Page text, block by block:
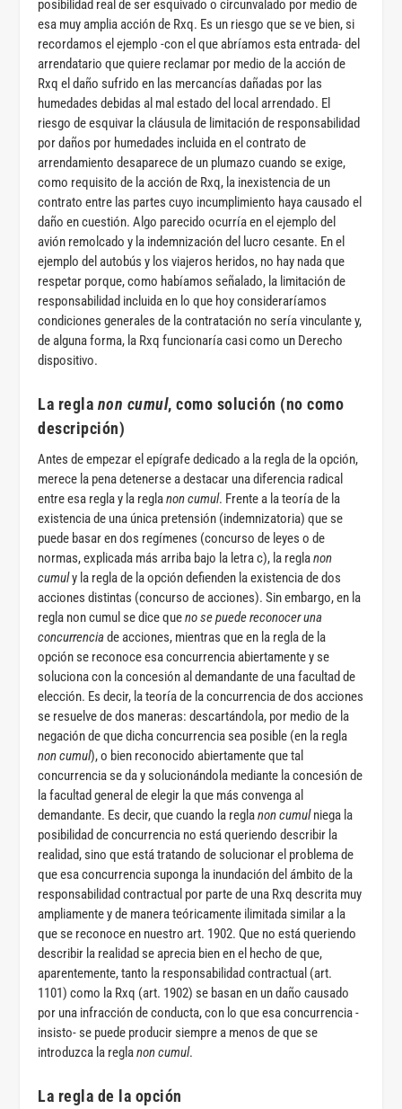
posibilidad real de ser esquivado o circunvalado por medio de
esa muy amplia acción de Rxq. Es un riesgo que se ve bien, si
recordamos el ejemplo -con el que abríamos esta entrada- del
arrendatario que quiere reclamar por medio de la acción de
Rxq el daño sufrido en las mercancías dañadas por las
humedades debidas al mal estado del local arrendado. El
riesgo de esquivar la cláusula de limitación de responsabilidad
por daños por humedades incluida en el contrato de
arrendamiento desaparece de un plumazo cuando se exige,
como requisito de la acción de Rxq, la inexistencia de un
contrato entre las partes cuyo incumplimiento haya causado el
daño en cuestión. Algo parecido ocurría en el ejemplo del
avión remolcado y la indemnización del lucro cesante. En el
ejemplo del autobús y los viajeros heridos, no hay nada que
respetar porque, como habíamos señalado, la limitación de
responsabilidad incluida en lo que hoy consideraríamos
condiciones generales de la contratación no sería vinculante y,
de alguna forma, la Rxq funcionaría casi como un Derecho
dispositivo.
La regla non cumul, como solución (no como
descripción)
Antes de empezar el epígrafe dedicado a la regla de la opción,
merece la pena detenerse a destacar una diferencia radical
entre esa regla y la reglanon cumul. Frente a la teoría de la
existencia de una única pretensión (indemnizatoria) que se
puede basar en dos regímenes (concurso de leyes o de
normas, explicada más arriba bajo la letra c), la reglanon
cumuly la regla de la opción defienden la existencia de dos
acciones distintas (concurso de acciones). Sin embargo, en la
regla non cumul se dice queno se puede reconocer una
concurrenciade acciones, mientras que en la regla de la
opción se reconoce esa concurrencia abiertamente y se
soluciona con la concesión al demandante de una facultad de
elección. Es decir, la teoría de la concurrencia de dos acciones
se resuelve de dos maneras: descartándola, por medio de la
negación de que dicha concurrencia sea posible (en la regla
non cumul), o bien reconocido abiertamente que tal
concurrencia se da y solucionándola mediante la concesión de
la facultad general de elegir la que más convenga al
demandante. Es decir, que cuando la reglanon cumulniega la
posibilidad de concurrencia no está queriendo describir la
realidad, sino que está tratando de solucionar el problema de
que esa concurrencia suponga la inundación del ámbito de la
responsabilidad contractual por parte de una Rxq descrita muy
ampliamente y de manera teóricamente ilimitada similar a la
que se reconoce en nuestro art. 1902. Que no está queriendo
describir la realidad se aprecia bien en el hecho de que,
aparentemente, tanto la responsabilidad contractual (art.
1101) como la Rxq (art. 1902) se basan en un daño causado
por una infracción de conducta, con lo que esa concurrencia -
insisto- se puede producir siempre a menos de que se
introduzca la reglanon cumul.
La regla de la opción